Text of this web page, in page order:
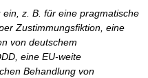
z. B. für eine pragmatische
Zustimmungsfiktion, eine
von deutschem
eine EU-weite
Behandlung von